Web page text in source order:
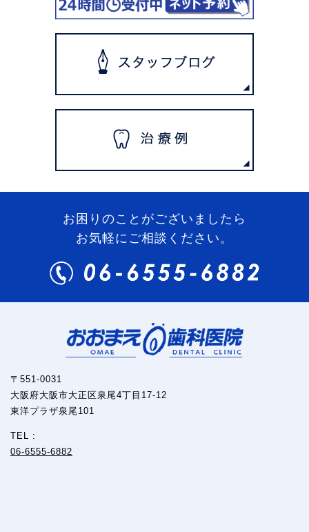
お困りのことがございましたら
お気軽にご相談ください。
〒551-0031
大阪府大阪市大正区泉尾4丁目17-12
東洋プラザ泉尾101
TEL :
06-6555-6882